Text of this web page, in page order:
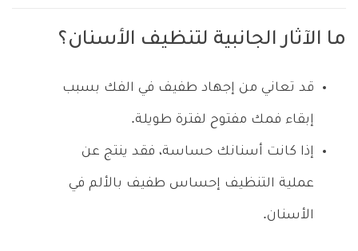
ما الآثار الجانبية لتنظيف الأسنان؟
قد تعاني من إجهاد طفيف في الفك بسبب
إبقاء فمك مفتوح لفترة طويلة.
إذا كانت أسنانك حساسة، فقد ينتج عن
عملية التنظيف إحساس طفيف بالألم في
الأسنان.